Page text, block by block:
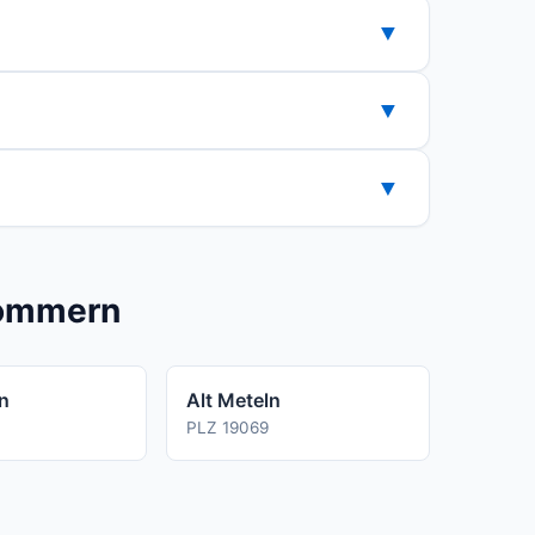
▼
▼
▼
Alt Meteln
PLZ 19069